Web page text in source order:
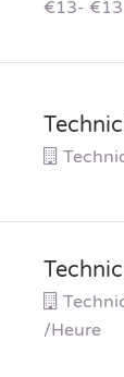
€13-
/heure